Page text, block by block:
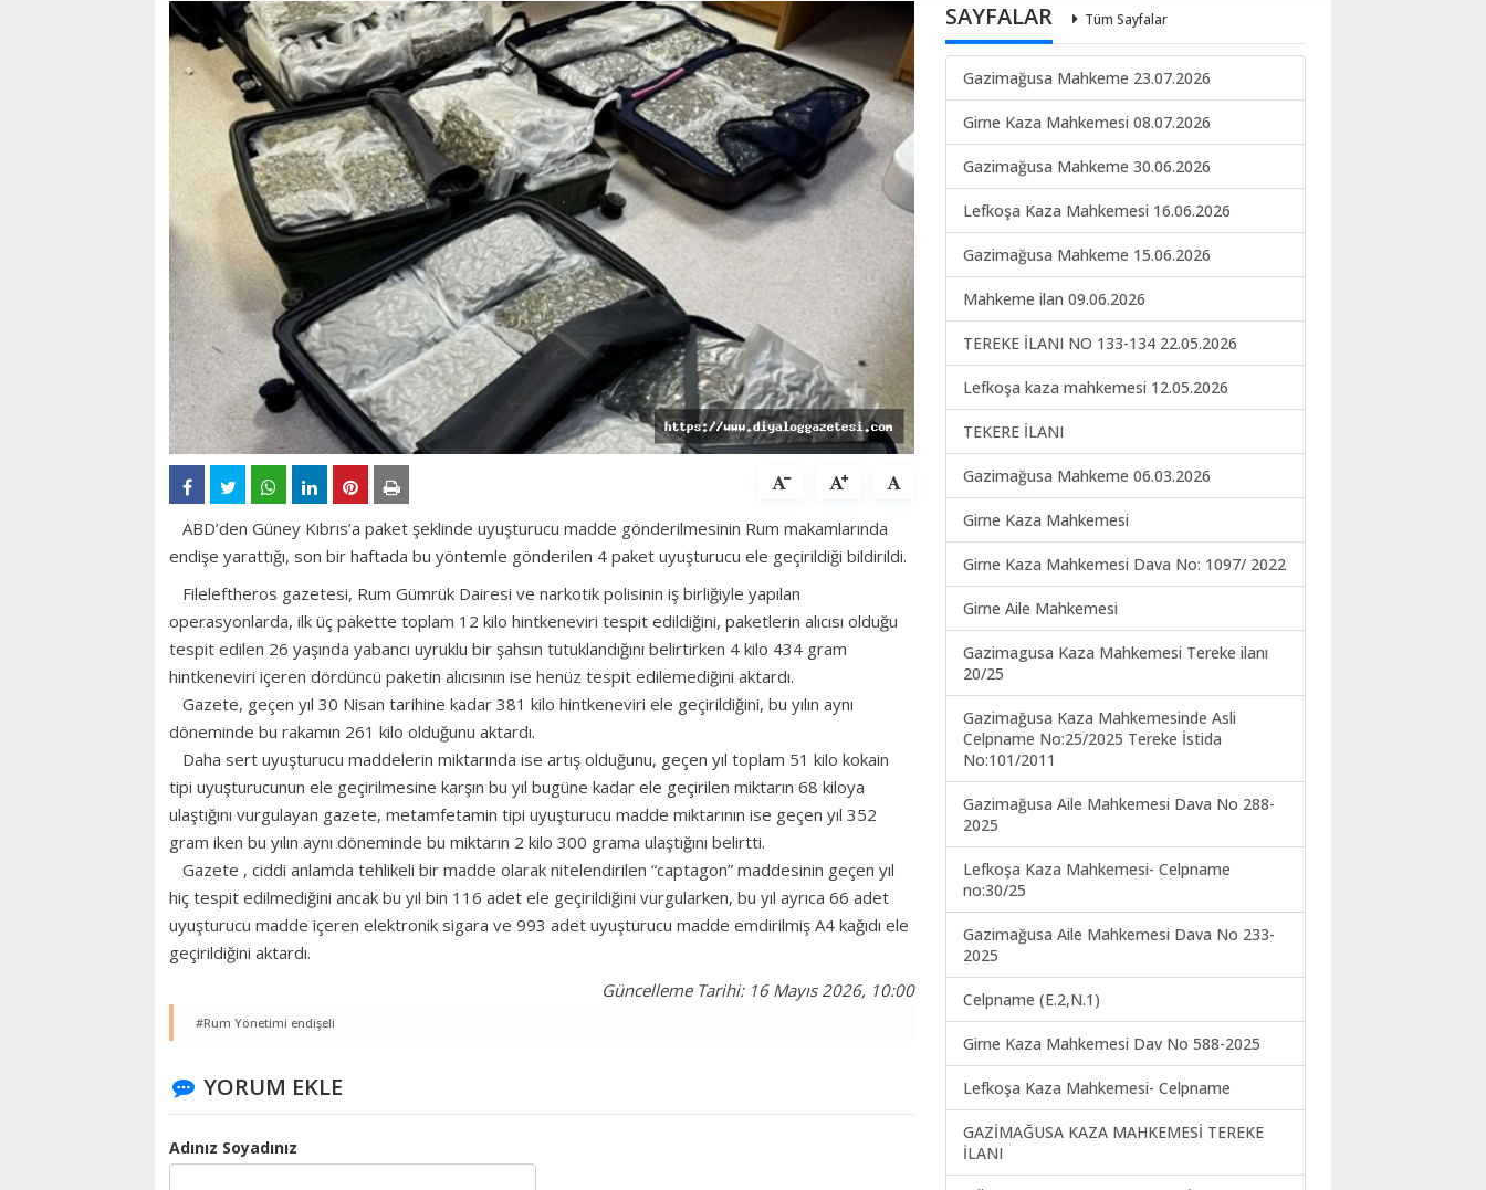
ABD’den Güney Kıbrıs’a paket şeklinde uyuşturucu madde gönderilmesinin Rum makamlarında
endişe yarattığı, son bir haftada bu yöntemle gönderilen 4 paket uyuşturucu ele geçirildiği bildirildi.
Fileleftheros gazetesi, Rum Gümrük Dairesi ve narkotik polisinin iş birliğiyle yapılan
operasyonlarda, ilk üç pakette toplam 12 kilo hintkeneviri tespit edildiğini, paketlerin alıcısı olduğu
tespit edilen 26 yaşında yabancı uyruklu bir şahsın tutuklandığını belirtirken 4 kilo 434 gram
hintkeneviri içeren dördüncü paketin alıcısının ise henüz tespit edilemediğini aktardı.
Gazete, geçen yıl 30 Nisan tarihine kadar 381 kilo hintkeneviri ele geçirildiğini, bu yılın aynı
döneminde bu rakamın 261 kilo olduğunu aktardı.
Daha sert uyuşturucu maddelerin miktarında ise artış olduğunu, geçen yıl toplam 51 kilo kokain
tipi uyuşturucunun ele geçirilmesine karşın bu yıl bugüne kadar ele geçirilen miktarın 68 kiloya
ulaştığını vurgulayan gazete, metamfetamin tipi uyuşturucu madde miktarının ise geçen yıl 352
gram iken bu yılın aynı döneminde bu miktarın 2 kilo 300 grama ulaştığını belirtti.
Gazete , ciddi anlamda tehlikeli bir madde olarak nitelendirilen “captagon” maddesinin geçen yıl
hiç tespit edilmediğini ancak bu yıl bin 116 adet ele geçirildiğini vurgularken, bu yıl ayrıca 66 adet
uyuşturucu madde içeren elektronik sigara ve 993 adet uyuşturucu madde emdirilmiş A4 kağıdı ele
geçirildiğini aktardı.
Güncelleme Tarihi: 16 Mayıs 2026, 10:00
#Rum Yönetimi endişeli
YORUM EKLE
Adınız Soyadınız
SAYFALAR Tüm Sayfalar
Gazimağusa Mahkeme 23.07.2026
Girne Kaza Mahkemesi 08.07.2026
Gazimağusa Mahkeme 30.06.2026
Lefkoşa Kaza Mahkemesi 16.06.2026
Gazimağusa Mahkeme 15.06.2026
Mahkeme ilan 09.06.2026
TEREKE İLANI NO 133-134 22.05.2026
Lefkoşa kaza mahkemesi 12.05.2026
TEKERE İLANI
Gazimağusa Mahkeme 06.03.2026
Girne Kaza Mahkemesi
Girne Kaza Mahkemesi Dava No: 1097/ 2022
Girne Aile Mahkemesi
Gazimagusa Kaza Mahkemesi Tereke ilanı
20/25
Gazimağusa Kaza Mahkemesinde Asli
Celpname No:25/2025 Tereke İstida
No:101/2011
Gazimağusa Aile Mahkemesi Dava No 288-
2025
Lefkoşa Kaza Mahkemesi- Celpname
no:30/25
Gazimağusa Aile Mahkemesi Dava No 233-
2025
Celpname (E.2,N.1)
Girne Kaza Mahkemesi Dav No 588-2025
Lefkoşa Kaza Mahkemesi- Celpname
GAZİMAĞUSA KAZA MAHKEMESİ TEREKE
İLANI